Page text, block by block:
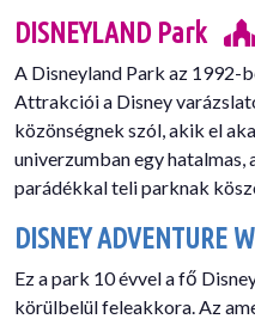
DISNEYLAND Park
A Disneyland Park az 1992-
Attrakciói a Disney
közönségnek szól, akik el
univerzumban egy
parádékkal teli parknak
DISNEY ADVENTURE
Ez a park 10 évvel a fő
körülbelül feleakkora. Az